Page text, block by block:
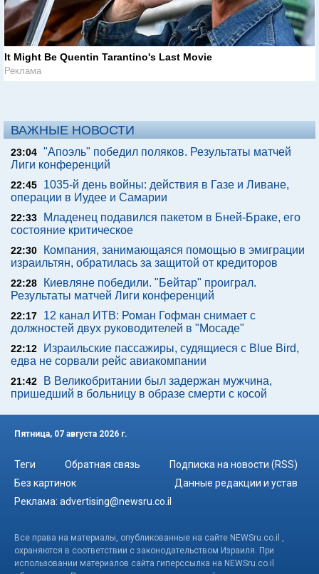
It Might Be Quentin Tarantino's Last Movie
Реклама
ВАЖНЫЕ НОВОСТИ
23:04 "Апоэль" победил поляков. Результаты матчей
Лиги конференций
22:45
1035-й день войны: действия в Газе и Ливане,
операции в Иудее и Самарии
22:33
Младенец подавился пакетом в Бней-Браке, его
состояние критическое
22:30
Компания, занимающаяся помощью в эмиграции
израильтян, обратилась за защитой от кредиторов
22:28
Киевляне победили. "Бейтар" проиграл.
Результаты матчей Лиги конференций
22:17
12 канал ИТВ: Роман Гофман снимает с
должностей двух руководителей в "Мосаде"
22:12
Израильские пассажиры, судящиеся с Blue Bird,
едва не сорвали рейс авиакомпании
21:42
В Великобритании был задержан мужчина,
пришедший в больницу в образе смерти с косой
Пятница, 07 августа 2026 г.
Теги Обратная связь
Подписка на новости (RSS)
Без картинок
Данные редакции и устав
Реклама: advertising@newsru.co.il
Все права на материалы, опубликованные на сайте NEWSru.co.il ,
охраняются в соответствии с законодательством Израиля. При
использовании материалов сайта гиперссылка на NEWSru.co.il